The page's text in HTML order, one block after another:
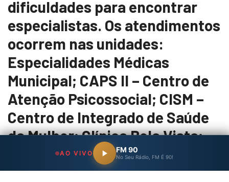
dificuldades para encontrar
especialistas. Os atendimentos
ocorrem nas unidades:
Especialidades Médicas
Municipal; CAPS II – Centro de
Atenção Psicossocial; CISM –
Centro de Integrado de Saúde
da Mulher; Clínica Bela Vista;
Clínica Donalísio; CSII – Centro
de Saúde II; Clínica Jardim das
AO VIVO FM 90
No Seu Rádio, FM É 90!